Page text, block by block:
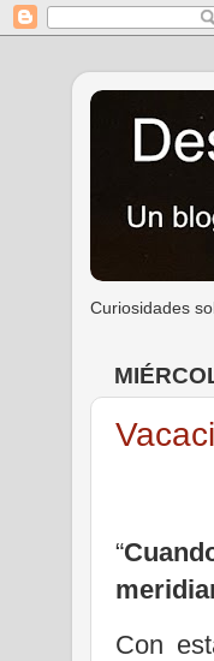
Curiosidades
“
Con